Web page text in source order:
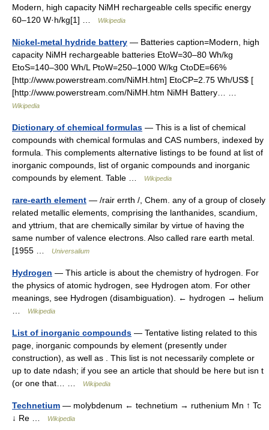
Modern, high capacity NiMH rechargeable cells specific energy
60–120 W·h/kg[1] …
Wikipedia
Nickel-metal hydride battery — Batteries caption=Modern, high
capacity NiMH rechargeable batteries EtoW=30–80 Wh/kg
EtoS=140–300 Wh/L PtoW=250–1000 W/kg CtoDE=66%
[http://www.powerstream.com/NiMH.htm] EtoCP=2.75 Wh/US$ [
[http://www.powerstream.com/NiMH.htm NiMH Battery… …
Wikipedia
Dictionary of chemical formulas — This is a list of chemical
compounds with chemical formulas and CAS numbers, indexed by
formula. This complements alternative listings to be found at list of
inorganic compounds, list of organic compounds and inorganic
compounds by element. Table …
Wikipedia
rare-earth element — /rair errth /, Chem. any of a group of closely
related metallic elements, comprising the lanthanides, scandium,
and yttrium, that are chemically similar by virtue of having the
same number of valence electrons. Also called rare earth metal.
[1955 …
Universalium
Hydrogen — This article is about the chemistry of hydrogen. For
the physics of atomic hydrogen, see Hydrogen atom. For other
meanings, see Hydrogen (disambiguation). ← hydrogen → helium
Wikipedia
List of inorganic compounds — Tentative listing related to this
page, inorganic compounds by element (presently under
construction), as well as . This list is not necessarily complete or
up to date ndash; if you see an article that should be here but isn t
(or one that… …
Wikipedia
Technetium — molybdenum ← technetium → ruthenium Mn ↑ Tc
↓ Re …
Wikipedia